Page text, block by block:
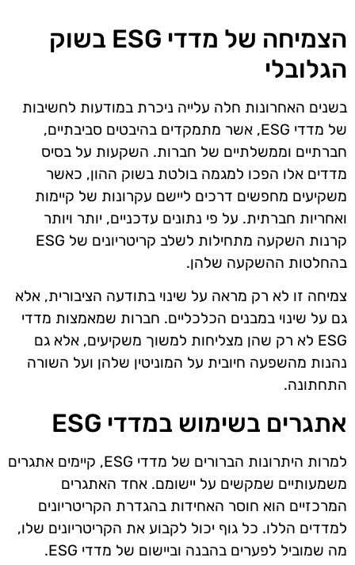
הצמיחה של מדדי ESG בשוק
הגלובלי
בשנים האחרונות חלה עלייה ניכרת במודעות לחשיבות
של מדדי ESG, אשר מתמקדים בהיבטים סביבתיים,
חברתיים וממשלתיים של חברות. השקעות על בסיס
מדדים אלו הפכו למגמה בולטת בשוק ההון, כאשר
משקיעים מחפשים דרכים ליישם עקרונות של קיימות
ואחריות חברתית. על פי נתונים עדכניים, יותר ויותר
קרנות השקעה מתחילות לשלב קריטריונים של ESG
בהחלטות ההשקעה שלהן.
צמיחה זו לא רק מראה על שינוי בתודעה הציבורית, אלא
גם על שינוי במבנים הכלכליים. חברות שמאמצות מדדי
ESG לא רק שהן מצליחות למשוך משקיעים, אלא גם
נהנות מהשפעה חיובית על המוניטין שלהן ועל השורה
התחתונה.
אתגרים בשימוש במדדי ESG
למרות היתרונות הברורים של מדדי ESG, קיימים אתגרים
משמעותיים שמקשים על יישומם. אחד האתגרים
המרכזיים הוא חוסר האחידות בהגדרת הקריטריונים
למדדים הללו. כל גוף יכול לקבוע את הקריטריונים שלו,
מה שמוביל לפערים בהבנה וביישום של מדדי ESG.